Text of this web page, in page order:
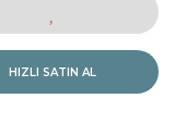
HIZLI SATIN AL